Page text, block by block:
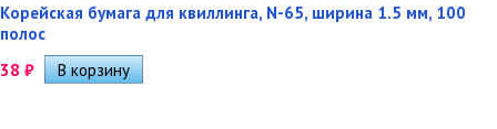
Корейская бумага для квиллинга, N-65, ширина 1.5 мм, 100
полос
38 ₽